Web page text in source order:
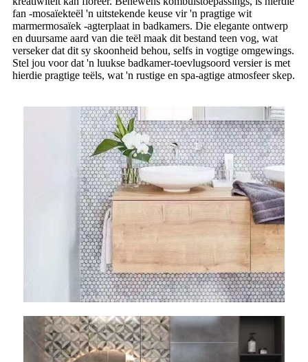
fan -mosaïekteël 'n uitstekende keuse vir 'n pragtige wit
marmermosaïek -agterplaat in badkamers. Die elegante ontwerp
en duursame aard van die teël maak dit bestand teen vog, wat
verseker dat dit sy skoonheid behou, selfs in vogtige omgewings.
Stel jou voor dat 'n luukse badkamer-toevlugsoord versier is met
hierdie pragtige teëls, wat 'n rustige en spa-agtige atmosfeer skep.